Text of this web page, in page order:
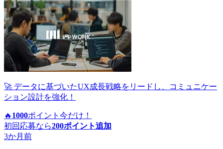
🚀 データに基づいたUX成長戦略をリードし、コミュニケー
ション設計を強化！
🔥 1000ポイント 今だけ！
初回応募なら200ポイント追加
3か月前